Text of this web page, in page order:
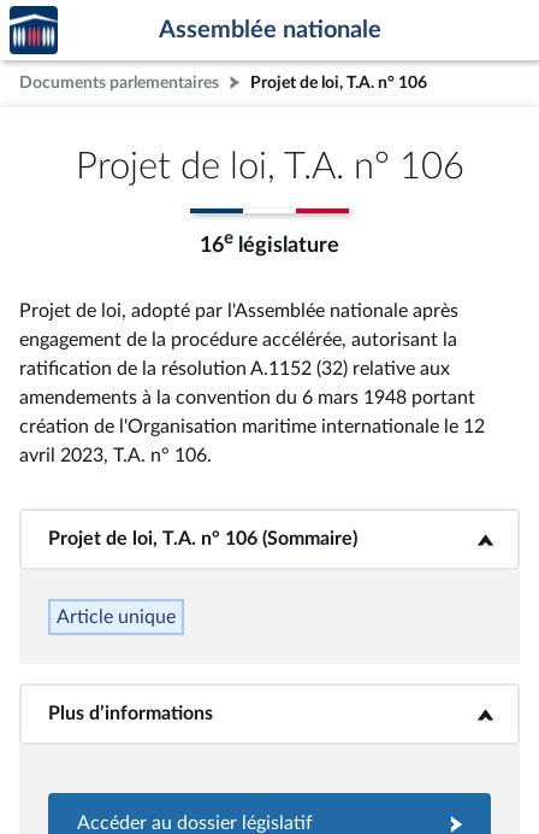
Aller au contenu
Aller en bas de la page
Accèder
à la
page
d'accueil
Assemblée nationale
Documents parlementaires Projet de loi, T.A. n° 106
Projet de loi, T.A. n° 106
16e législature
Projet de loi, adopté par l'Assemblée nationale après
engagement de la procédure accélérée, autorisant la
ratification de la résolution A.1152 (32) relative aux
amendements à la convention du 6 mars 1948 portant
création de l'Organisation maritime internationale le 12
avril 2023, T.A. n° 106.
Projet de loi, T.A. n° 106 (Sommaire)
<b>Projet de loi, T.A. n° 106 (Sommaire)</b>
Article unique
Plus d’informations<b>Plus d’informations</b>
Accéder au dossier législatif